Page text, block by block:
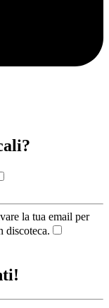
la tua email per
discoteca.